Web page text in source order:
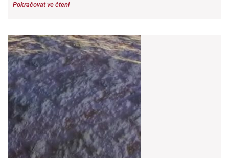
Pokračovat ve čtení